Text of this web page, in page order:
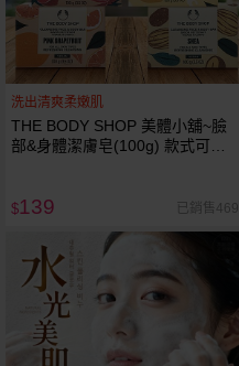
洗出清爽柔嫩肌
THE BODY SHOP 美體小舖~臉
部&身體潔膚皂(100g) 款式可選
$139 已銷售469